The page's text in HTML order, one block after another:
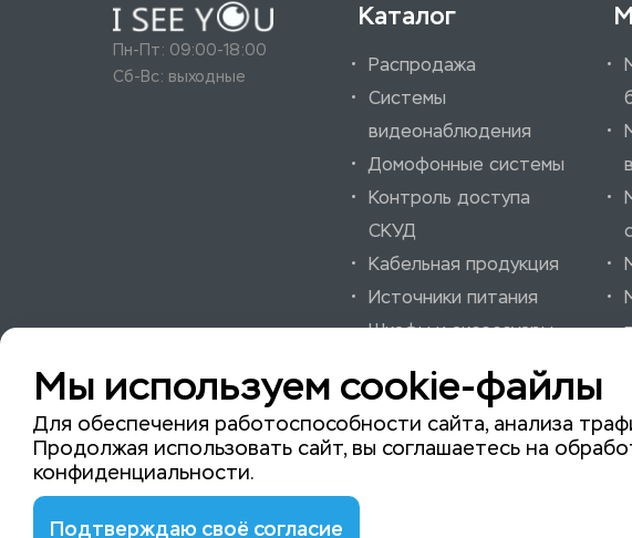
Пн-Пт: 09:00-18:00
Сб-Вс: выходные
Каталог
Распродажа
Системы
видеонаблюдения
Домофонные системы
Контроль доступа
СКУД
Кабельная продукция
Источники питания
Шкафы и аксессуары
пожарной сигнализации
© 2015-2026 ISeeYou - системы безопасности
Мы используем cookie-файлы
Для обеспечения работоспособности сайта, анализа
Продолжая использовать сайт, вы соглашаетесь на
конфиденциальности.
Подтверждаю своё согласие